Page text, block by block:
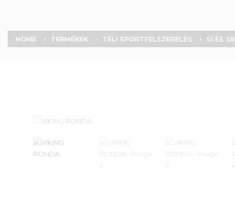
HOME TERMÉKEK TÉLI SPORTFELSZERELÉS SÍ ÉS